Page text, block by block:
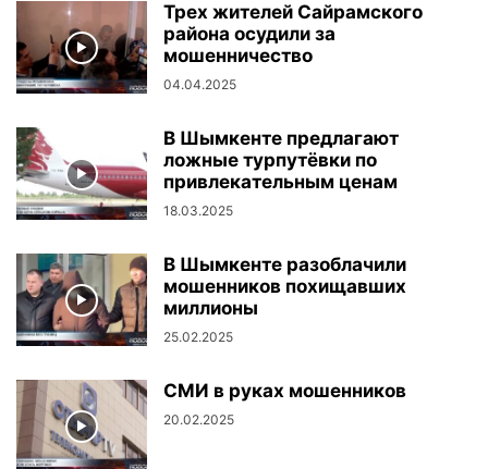
Трех жителей Сайрамского
района осудили за
мошенничество
04.04.2025
В Шымкенте предлагают
ложные турпутёвки по
привлекательным ценам
18.03.2025
В Шымкенте разоблачили
мошенников похищавших
миллионы
25.02.2025
СМИ в руках мошенников
20.02.2025